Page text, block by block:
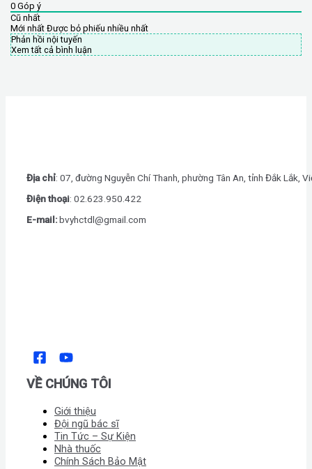
0Góp ý
Cũ nhất
Mới nhất Được bỏ phiếu nhiều nhất
Phản hồi nội tuyến
Xem tất cả bình luận
Địa chỉ: 07, đường Nguyễn Chí Thanh, phường Tân An, tỉnh Đắk Lắk,
Điện thoại: 02.623.950.422
E-mail:bvyhctdl@gmail.com
VỀ CHÚNG TÔI
Giới thiệu
Đội ngũ bác sĩ
Tin Tức – Sự Kiện
Nhà thuốc
Chính Sách Bảo Mật